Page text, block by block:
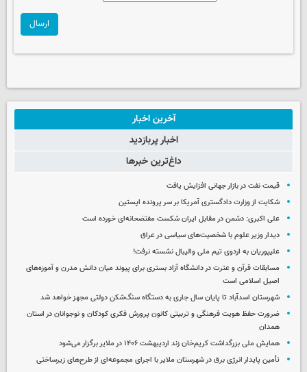
ارسال
آخرین اخبار
اخبار پربازدید
داغ‌ترین خبرها
قیمت نفت در بازار جهانی افزایش یافت
شکایت از وزارت دادگستری آمریکا بر سر پرونده اپستین
علی اکبری: دشمن در مقابل ایران شکست مفتضحانه‌ای خورده است
دیدار وزیر علوم با شخصیت‌های سیاسی در عراق
علیپوریان به اردوی تیم ملی والیبال نشسته نرفت!
مسابقات قرآن و عترت در دانشگاه آزاد بستری برای پیوند میان دانش مدرن و آموزه‌های
اصیل اسلامی است
شهرستان اسدآباد تا پایان سال جاری به دستگاه سنگ‌شکن دولتی مجهز خواهد شد
ضرورت حفظ هویت فرهنگی و تربیتی کانون پرورش فکری کودکان و نوجوانان در استان
همدان
همایش ملی بزرگداشت کریم‌خان زند اردیبهشت ۱۴۰۶ در ملایر برگزار می‌شود
تأمین پایدار انرژی برق در شهرستان ملایر با اجرای مجموعه‌ای از طرح‌های زیرساختی